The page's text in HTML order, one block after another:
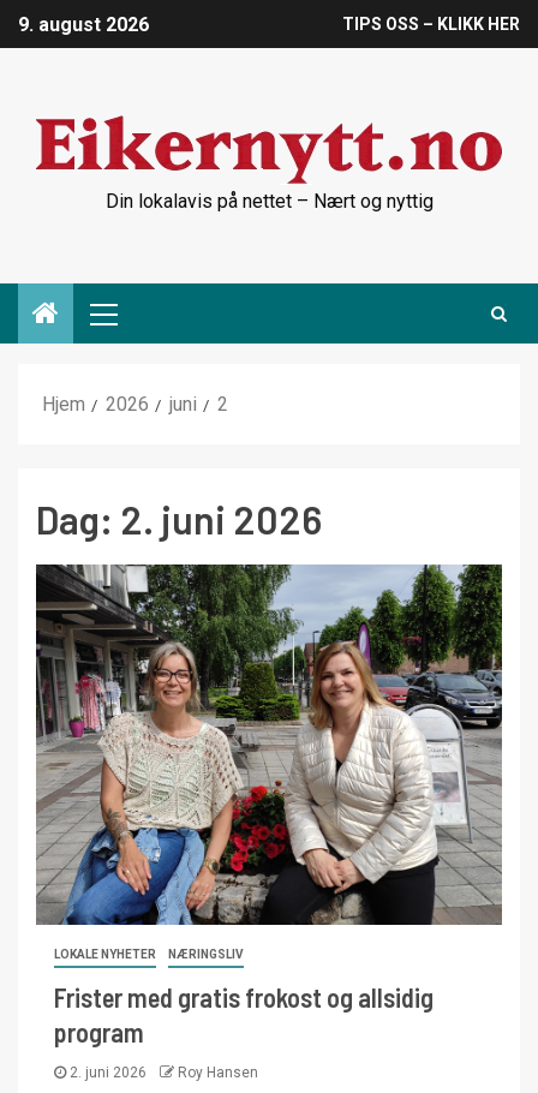
9. august 2026 TIPS OSS – KLIKK HER
Din lokalavis på nettet – Nært og nyttig
Hjem 2026 juni 2
Dag: 2. juni 2026
LOKALE NYHETER NÆRINGSLIV
Frister med gratis frokost og allsidig
program
2. juni 2026 Roy Hansen